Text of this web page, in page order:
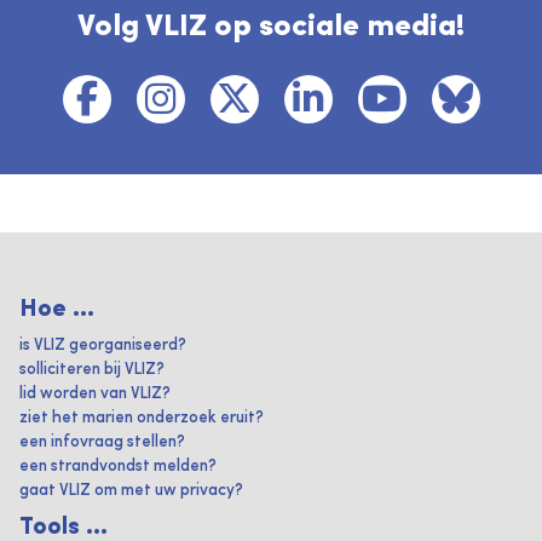
Volg VLIZ op sociale media!
Hoe ...
is VLIZ georganiseerd?
solliciteren bij VLIZ?
lid worden van VLIZ?
ziet het marien onderzoek eruit?
een infovraag stellen?
een strandvondst melden?
gaat VLIZ om met uw privacy?
Tools ...